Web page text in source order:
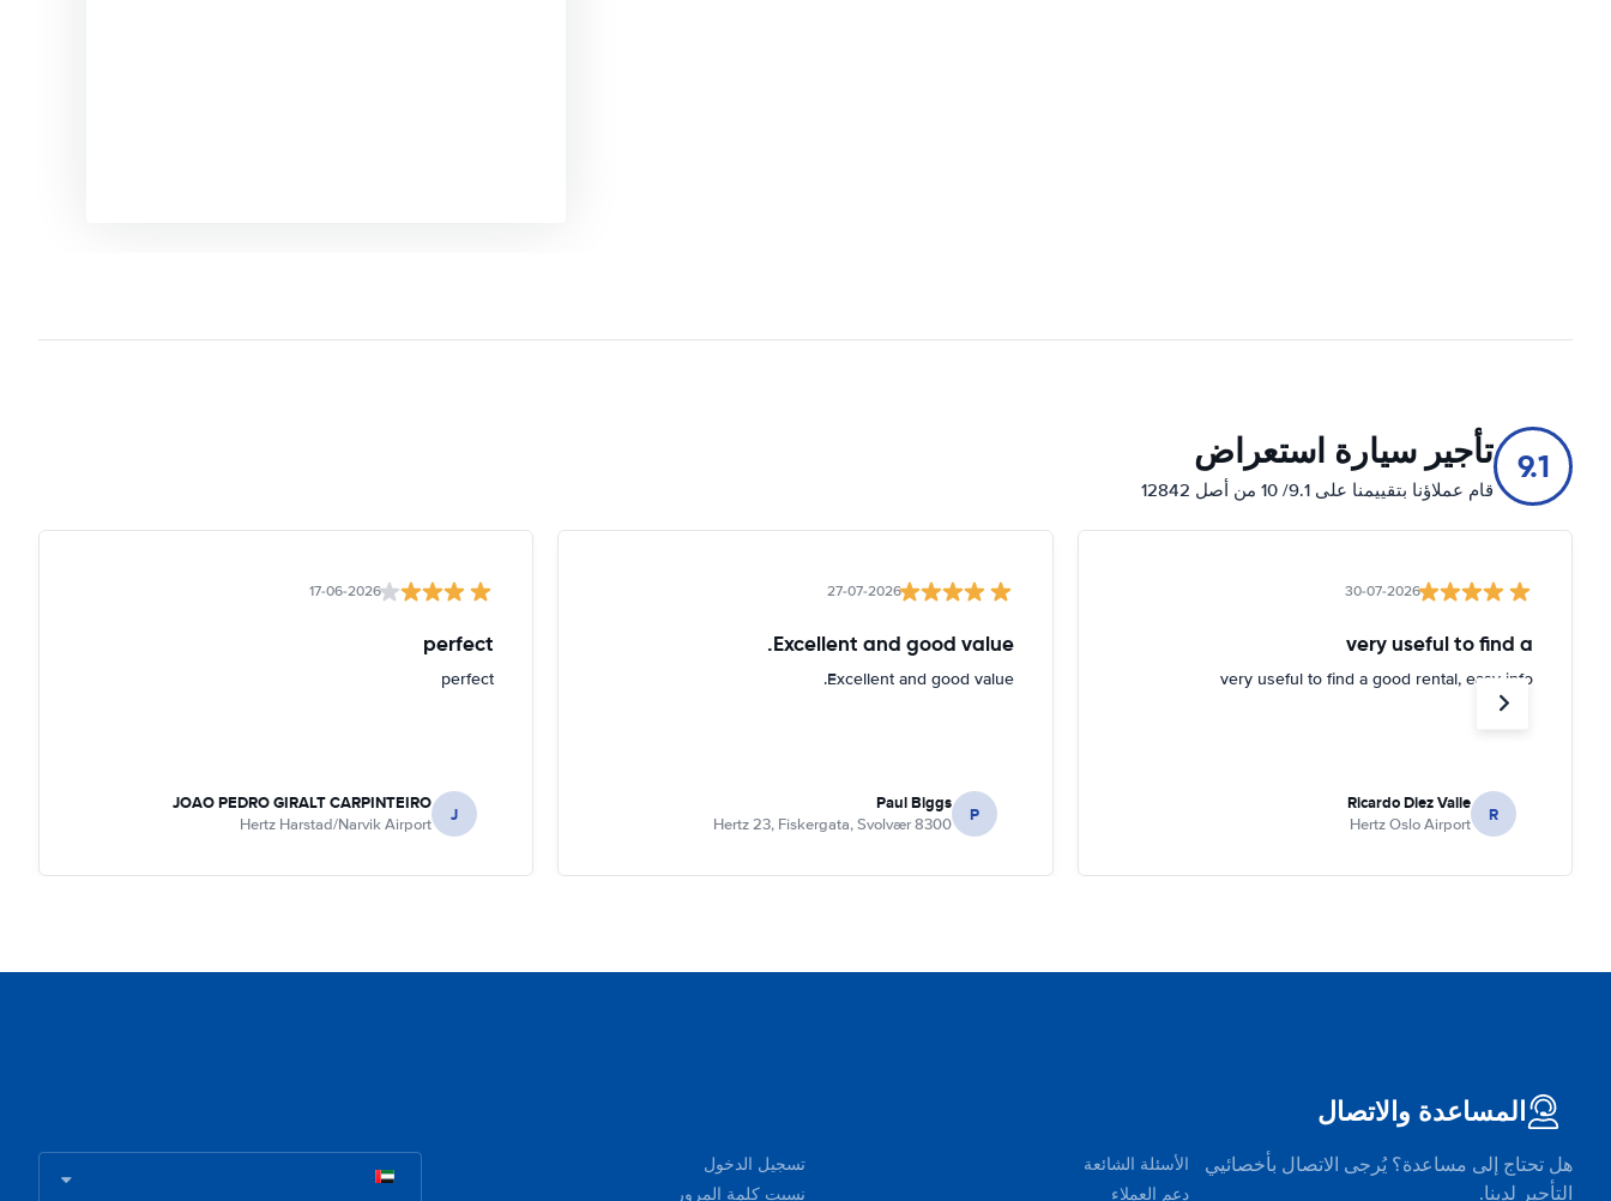
9.1 تأجير سيارة استعراض
قام عملاؤنا بتقييمنا على 9.1/ 10 من أصل 12842
30-07-2026
very useful to find a
very useful to find a good rental, easy info
R
Ricardo Diez Valle
Hertz Oslo Airport
27-07-2026
Excellent and good value.
Excellent and good value.
P
Paul Biggs
Hertz 23, Fiskergata, Svolvær 8300
17-06-2026
perfect
perfect
J
JOAO PEDRO GIRALT CARPINTEIRO
Hertz Harstad/Narvik Airport
المساعدة والاتصال
هل تحتاج إلى مساعدة؟ يُرجى الاتصال بأخصائيي
التأجير لدينا.
الأسئلة الشائعة
دعم العملاء
تسجيل الدخول
نسيت كلمة المرور